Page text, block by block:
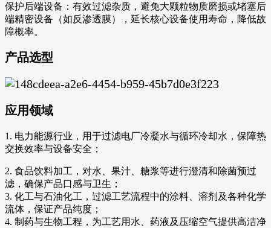
保护后端设备：有效过滤杂质，避免大颗粒物质磨损或堵塞后
端精密设备（如反渗透膜），延长核心设备使用寿命，降低故
障概率。
产品选型
应用领域
1. 电力能源行业，用于过滤电厂冷凝水与循环冷却水，保障热
交换效率与设备安全；
2. 食品饮料加工，对水、果汁、糖浆等进行澄清和除菌预过
滤，确保产品口感与卫生；
3. 化工与石油化工，过滤工艺流程中的涂料、溶剂及各种化学
流体，保证产品纯度；
4. 制药与生物工程，为工艺用水、药液及压缩空气提供高洁净